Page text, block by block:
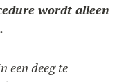
wordt alleen
een deeg te